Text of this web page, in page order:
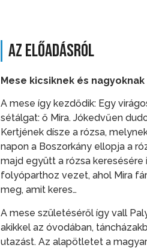
Az előadásról
Mese kicsiknek és nagyoknak
A mese így kezdődik: Egy
sétálgat: ő Mira. Jókedvűen
Kertjének dísze a rózsa,
napon a Boszorkány ellopja a
majd együtt a rózsa keresésére
folyóparthoz vezet, ahol Mira
meg, amit keres…
A mese születéséről így vall
akikkel az óvodában,
utazást. Az alapötletet a